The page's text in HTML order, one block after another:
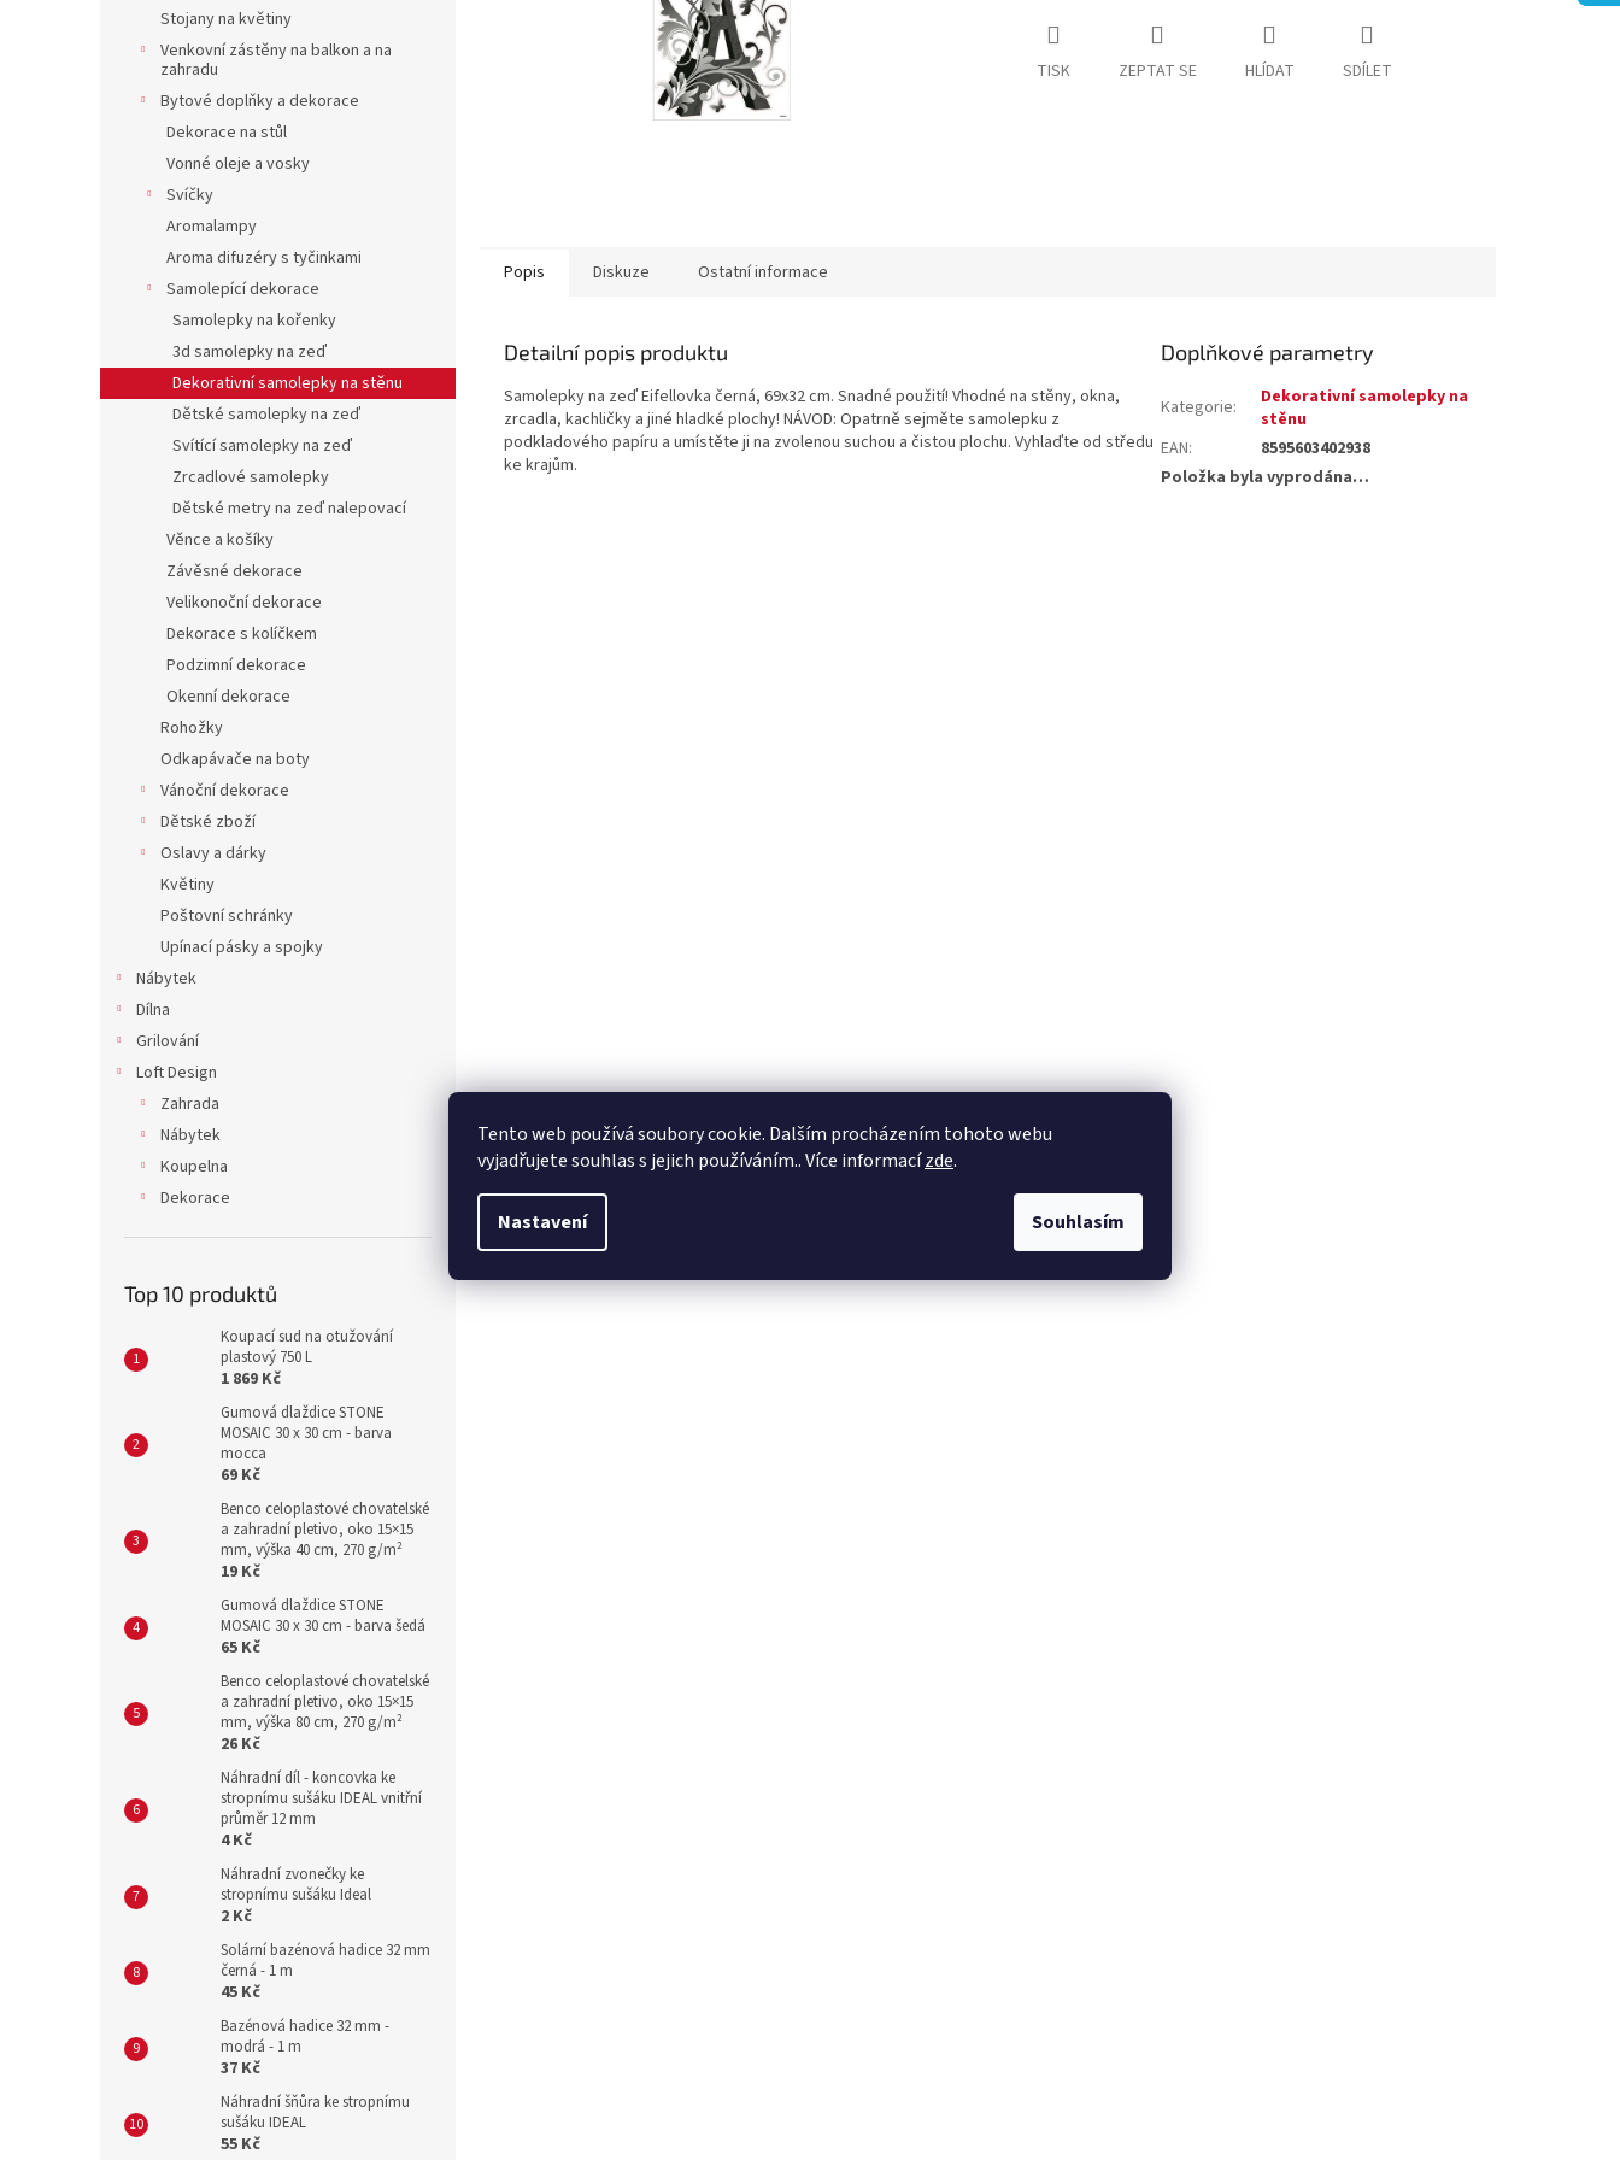
Tento web používá soubory cookie. Dalším procházením tohoto webu
vyjadřujete souhlas s jejich používáním.. Více informacízde.
Nastavení Souhlasím
Stojany na květiny
Venkovní zástěny na balkon a na
zahradu
Bytové doplňky a dekorace
Dekorace na stůl
Vonné oleje a vosky
Svíčky
Aromalampy
Aroma difuzéry s tyčinkami
Samolepící dekorace
Samolepky na kořenky
3d samolepky na zeď
Dekorativní samolepky na stěnu
Dětské samolepky na zeď
Svítící samolepky na zeď
Zrcadlové samolepky
Dětské metry na zeď nalepovací
Věnce a košíky
Závěsné dekorace
Velikonoční dekorace
Dekorace s kolíčkem
Podzimní dekorace
Okenní dekorace
Rohožky
Odkapávače na boty
Vánoční dekorace
Dětské zboží
Oslavy a dárky
Květiny
Poštovní schránky
Upínací pásky a spojky
Nábytek
Dílna
Grilování
Loft Design
Zahrada
Nábytek
Koupelna
Dekorace
Top 10 produktů
Koupací sud na otužování
plastový 750 L
1 869 Kč
Gumová dlaždice STONE
MOSAIC 30 x 30 cm - barva
mocca
69 Kč
Benco celoplastové chovatelské
a zahradní pletivo, oko 15×15
mm, výška 40 cm, 270 g/m²
19 Kč
Gumová dlaždice STONE
MOSAIC 30 x 30 cm - barva šedá
65 Kč
Benco celoplastové chovatelské
a zahradní pletivo, oko 15×15
mm, výška 80 cm, 270 g/m²
26 Kč
Náhradní díl - koncovka ke
stropnímu sušáku IDEAL vnitřní
průměr 12 mm
4 Kč
Náhradní zvonečky ke
stropnímu sušáku Ideal
2 Kč
Solární bazénová hadice 32 mm
černá - 1 m
45 Kč
Bazénová hadice 32 mm -
modrá - 1 m
37 Kč
Náhradní šňůra ke stropnímu
sušáku IDEAL
55 Kč
TISK ZEPTAT SE HLÍDAT SDÍLET
Popis Diskuze Ostatní informace
Detailní popis produktu
Samolepky na zeď Eifellovka černá, 69x32 cm. Snadné použití! Vhodné na stěny, okna,
zrcadla, kachličky a jiné hladké plochy! NÁVOD: Opatrně sejměte samolepku z
podkladového papíru a umístěte ji na zvolenou suchou a čistou plochu. Vyhlaďte od středu
ke krajům.
Doplňkové parametry
Kategorie:
Dekorativní samolepky na
stěnu
EAN:
8595603402938
Položka byla vyprodána…